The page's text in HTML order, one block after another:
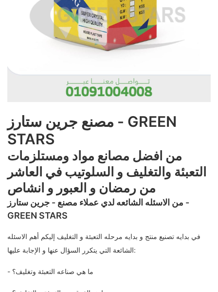
مصنع جرين ستارز - GREEN
STARS
من افضل مصانع مواد ومستلزمات
التعبئة والتغليف و السلوتيب في العاشر
من رمضان و العبور و انشاص
من الاسئله الشائعه لدي عملاء مصنع - جرين ستارز -
GREEN STARS
في بدايه تصنيع منتج و بدايه مرحله التعبئة و التغليف إليكم أهم الاسئله
الشائعة التي يتكرر السؤال عنها و الإجابة عليها:
- ما هي صناعه التعبئة وتغليف؟